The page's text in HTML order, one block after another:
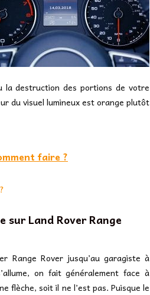
la destruction des portions de votre
du visuel lumineux est orange plutôt
faire ?
Land Rover Range
Range Rover jusqu’au garagiste à
on fait généralement face à
flèche, soit il ne l’est pas. Puisque le